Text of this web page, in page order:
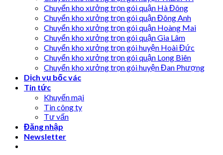
Chuyển kho xưởng trọn gói quận Hà Đông
Chuyển kho xưởng trọn gói quận Đông Anh
Chuyển kho xưởng trọn gói quận Hoàng Mai
Chuyển kho xưởng trọn gói quận Gia Lâm
Chuyển kho xưởng trọn gói huyện Hoài Đức
Chuyển kho xưởng trọn gói quận Long Biên
Chuyển kho xưởng trọn gói huyện Đan Phượng
Dịch vụ bốc vác
Tin tức
Khuyến mại
Tin công ty
Tư vấn
Đăng nhập
Newsletter